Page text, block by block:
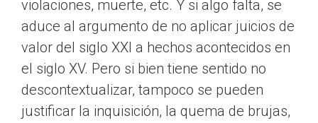
violaciones, muerte, etc. Y si algo falta, se
aduce al argumento de no aplicar juicios de
valor del siglo XXI a hechos acontecidos en
el siglo XV. Pero si bien tiene sentido no
descontextualizar, tampoco se pueden
justificar la inquisición, la quema de brujas,